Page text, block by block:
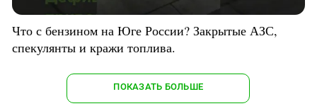
Что с бензином на Юге России? Закрытые АЗС,
спекулянты и кражи топлива.
ПОКАЗАТЬ БОЛЬШЕ